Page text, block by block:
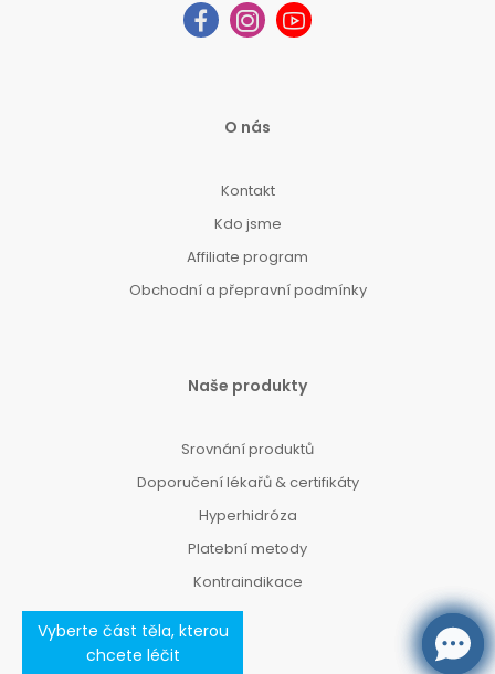
Vyberte část těla, kterou
chcete léčit
O nás
Kontakt
Kdo jsme
Affiliate program
Obchodní a přepravní podmínky
Naše produkty
Srovnání produktů
Doporučení lékařů & certifikáty
Hyperhidróza
Platební metody
Kontraindikace